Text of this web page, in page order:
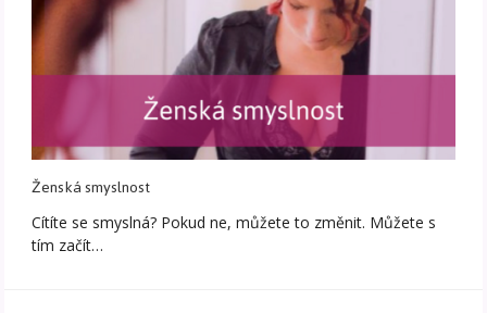
Ženská smyslnost
Cítíte se smyslná? Pokud ne, můžete to změnit. Můžete s
tím začít…